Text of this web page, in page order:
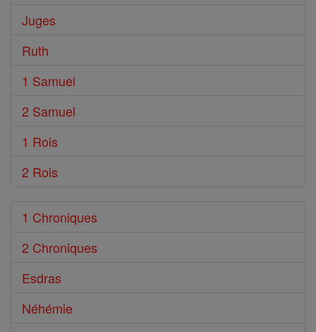
Juges
Ruth
1 Samuel
2 Samuel
1 Rois
2 Rois
1 Chroniques
2 Chroniques
Esdras
Néhémie